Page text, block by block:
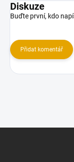
Diskuze
Buďte první, kdo
Přidat komentář